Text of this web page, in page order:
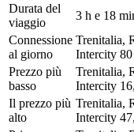
Durata del
viaggio
3 h e 18
Connessione
al giorno
Trenitalia,
Intercity 80
Prezzo più
basso
Trenitalia,
Intercity
Il prezzo più
alto
Trenitalia,
Intercity